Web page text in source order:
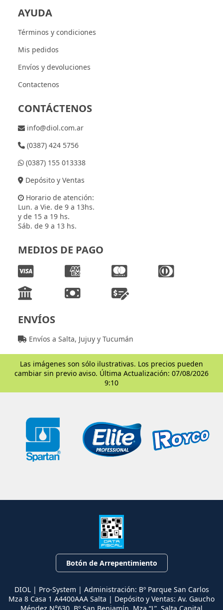
AYUDA
Términos y condiciones
Mis pedidos
Envíos y devoluciones
Contactenos
CONTÁCTENOS
info@diol.com.ar
(0387) 424 5756
(0387) 155 013338
Depósito y Ventas
Horario de atención:
Lun. a Vie. de 9 a 13hs.
y de 15 a 19 hs.
Sáb. de 9 a 13 hs.
MEDIOS DE PAGO
ENVÍOS
Envíos a Salta, Jujuy y Tucumán
Las imágenes son sólo ilustrativas. Los precios pueden
cambiar sin previo aviso. Última Actualización: 07/08/2026
9:10
Botón de Arrepentimiento
DIOL | Pro-System | Administración: Bº Parque San Carlos
Mza 8 Casa 1 A4400AAA Salta | Depósito y Ventas: Av. Gaucho